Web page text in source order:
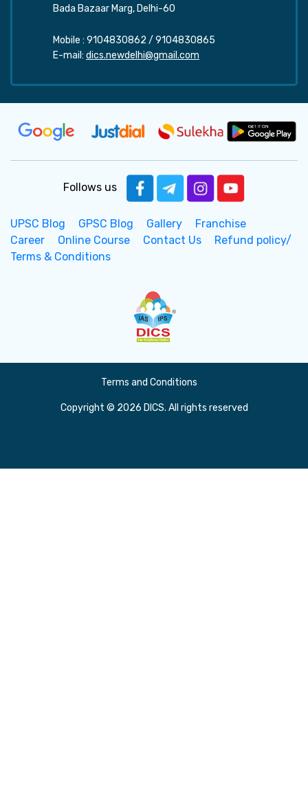
Bada Bazaar Marg, Delhi-60
Mobile : 9104830862 / 9104830865
E-mail: dics.newdelhi@gmail.com
Follows us
UPSC Blog GPSC Blog Gallery
Franchise
Career
Online Course Contact Us
Refund policy/
Terms & Conditions
Terms and Conditions
Copyright © 2026 DICS. All rights reserved